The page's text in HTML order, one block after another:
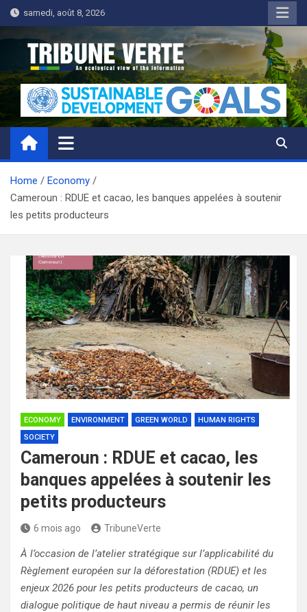
Skip
to
content
samedi, août 8, 2026
Tribune Verte
Un regard écologique de l'information
Home
Economy
Cameroun : RDUE et cacao, les banques appelées à soutenir
les petits producteurs
ECONOMY ENVIRONMENT GREEN WORLD
HUMAN RIGHTS
SOCIETY
Cameroun : RDUE et cacao, les
banques appelées à soutenir les
petits producteurs
6 mois ago TribuneVerte
À l’occasion de l’atelier stratégique sur l’applicabilité du
Règlement européen sur la déforestation (RDUE) et les
enjeux 2026 pour les petits producteurs de cacao, un
dialogue politique de haut niveau a permis de réunir les